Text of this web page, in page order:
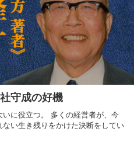
守成の好機
に役立つ。 多くの経営者が、今
い生き残りをかけた決断をしてい